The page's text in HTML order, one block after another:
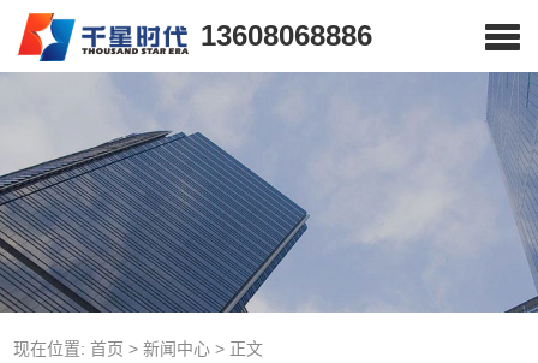
13608068886
现在位置: 首页 > 新闻中心> 正文